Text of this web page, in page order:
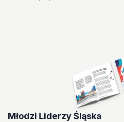
Młodzi Liderzy Śląska